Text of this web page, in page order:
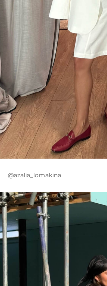
@azalia_lomakina